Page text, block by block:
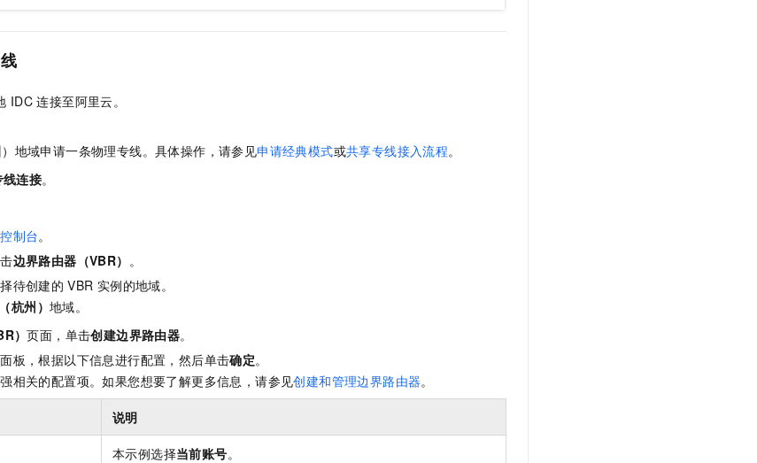
IDC 连接至阿里云。
地域申请一条物理专线。具体操作，请参见申请经典模式或共享专线接入流程。
连接。
制台。
边界路由器（VBR） 。
待创建的 VBR 实例的地域。
杭州） 地域。
）页面，单击创建边界路由器。
面板，根据以下信息进行配置，然后单击确定。
相关的配置项。如果您想要了解更多信息，请参见创建和管理边界路由器。
说明
本示例选择当前账号。